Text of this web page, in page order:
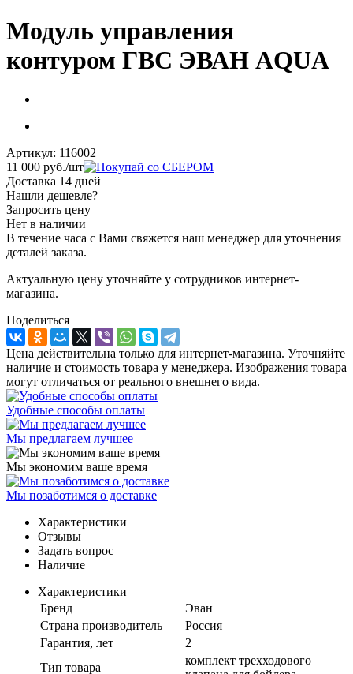
Модуль управления
контуром ГВС ЭВАН AQUA
Артикул: 116002
11 000 руб./шт
Доставка 14 дней
Нашли дешевле?
Запросить цену
Нет в наличии
В течение часа с Вами свяжется наш менеджер для уточнения
деталей заказа.
Актуальную цену уточняйте у сотрудников интернет-
магазина.
Поделиться
Цена действительна только для интернет-магазина. Уточняйте
наличие и стоимость товара у менеджера. Изображения товара
могут отличаться от реального внешнего вида.
Удобные способы оплаты
Мы предлагаем лучшее
Мы экономим ваше время
Мы позаботимся о доставке
Характеристики
Отзывы
Задать вопрос
Наличие
Характеристики
Бренд
Эван
Страна производитель
Россия
Гарантия, лет
2
Тип товара
комплект трехходового